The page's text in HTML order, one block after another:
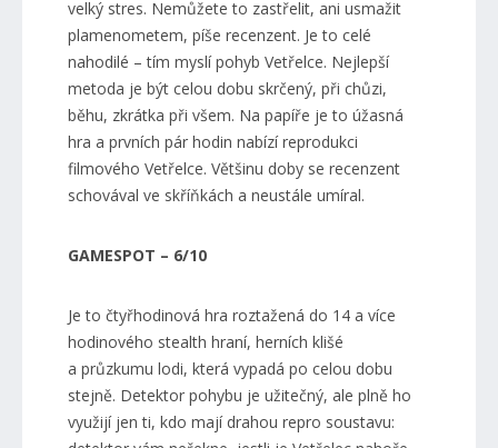
velký stres. Nemůžete to zastřelit, ani usmažit
plamenometem, píše recenzent. Je to celé
nahodilé – tím myslí pohyb Vetřelce. Nejlepší
metoda je být celou dobu skrčený, při chůzi,
běhu, zkrátka při všem. Na papíře je to úžasná
hra a prvních pár hodin nabízí reprodukci
filmového Vetřelce. Většinu doby se recenzent
schovával ve skříňkách a neustále umíral.
GAMESPOT – 6/10
Je to čtyřhodinová hra roztažená do 14 a více
hodinového stealth hraní, herních klišé
a průzkumu lodi, která vypadá po celou dobu
stejně. Detektor pohybu je užitečný, ale plně ho
využijí jen ti, kdo mají drahou repro soustavu: